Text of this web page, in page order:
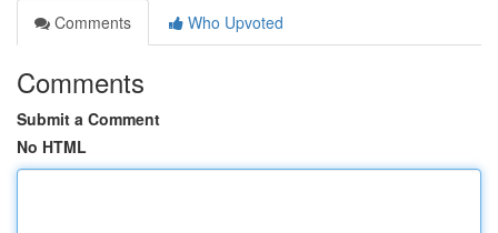
Comments
Who Upvoted
Comments
Submit a Comment
No HTML